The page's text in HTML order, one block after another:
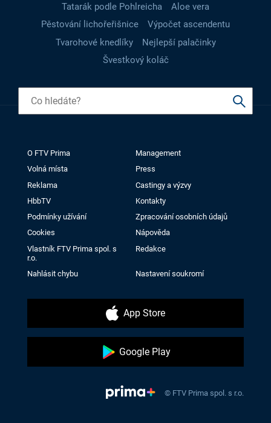
Tatarák podle Pohlreicha
Aloe vera
Pěstování lichořeřišnice
Výpočet ascendentu
Tvarohové knedlíky
Nejlepší palačinky
Švestkový koláč
O FTV Prima
Management
Volná místa
Press
Reklama
Castingy a výzvy
HbbTV
Kontakty
Podmínky užívání
Zpracování osobních údajů
Cookies
Nápověda
Vlastník FTV Prima spol. s
r.o.
Redakce
Nahlásit chybu Nastavení soukromí
App Store
Google Play
© FTV Prima spol. s r.o.